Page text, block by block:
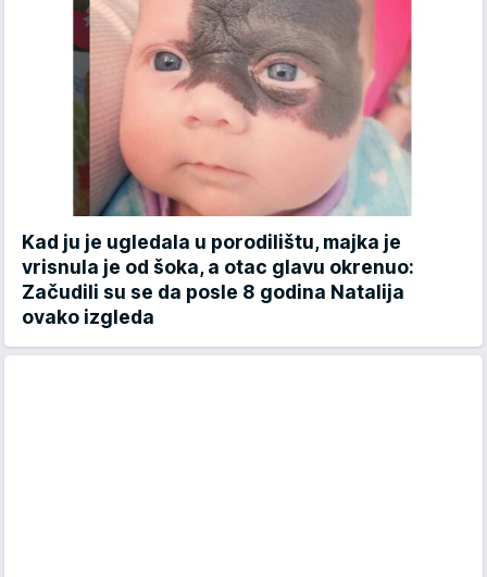
Kad ju je ugledala u porodilištu, majka je
vrisnula je od šoka, a otac glavu okrenuo:
Začudili su se da posle 8 godina Natalija
ovako izgleda